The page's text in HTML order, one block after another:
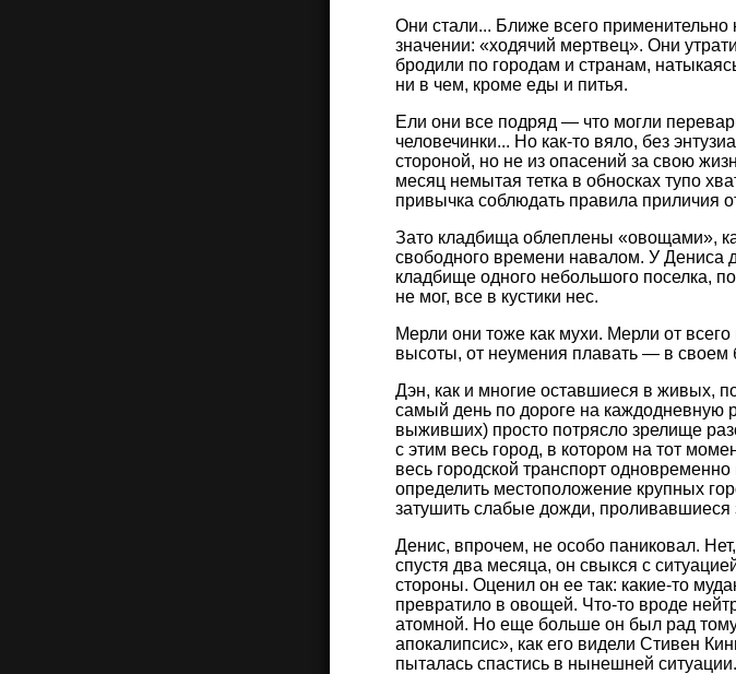
Они стали... Ближе всего
значении: «ходячий мертвец». Они
бродили по городам и странам,
ни в чем, кроме еды и питья.
Ели они все подряд — что могли
человечинки... Но как-то вяло, без
стороной, но не из опасений за свою
месяц немытая тетка в обносках тупо
привычка соблюдать правила приличия
Зато кладбища облеплены «овощами»,
свободного времени навалом. У Дениса
кладбище одного небольшого поселка,
не мог, все в кустики нес.
Мерли они тоже как мухи. Мерли от
высоты, от неумения плавать — в своем
Дэн, как и многие оставшиеся в живых,
самый день по дороге на каждодневную
выживших) просто потрясло зрелище
с этим весь город, в котором на тот
весь городской транспорт
определить местоположение крупных
затушить слабые дожди, проливавшиеся
Денис, впрочем, не особо паниковал.
спустя два месяца, он свыкся с
стороны. Оценил он ее так: какие-то
превратило в овощей. Что-то вроде
атомной. Но еще больше он был рад
апокалипсис», как его видели Стивен
пыталась спастись в нынешней ситуации.